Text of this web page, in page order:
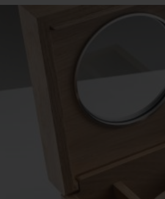
ビッグ・バン
サマー マルチカラーセラミ
ウブロティスタと
保証
お問い合